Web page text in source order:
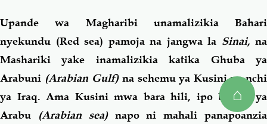
⌂
Upande wa Magharibi unamalizikia Bahari
nyekundu (Red sea) pamoja na jangwa la Sinai, na
Mashariki yake inamalizikia katika Ghuba ya
Arabuni (Arabian Gulf)na sehemu ya Kusini ya nchi
ya Iraq. Ama Kusini mwa bara hili, ipo bahari ya
Arabu (Arabian sea)napo ni mahali panapoanzia